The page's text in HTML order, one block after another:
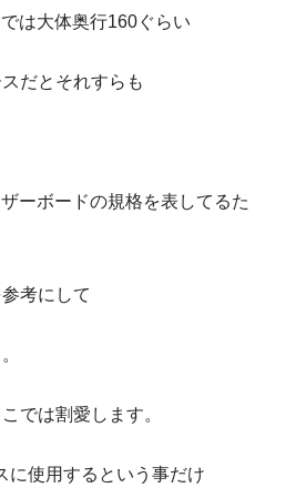
は大体奥行160ぐらい
だとそれすらも
ーボードの規格を表してるた
考にして
では割愛します。
に使用するという事だけ